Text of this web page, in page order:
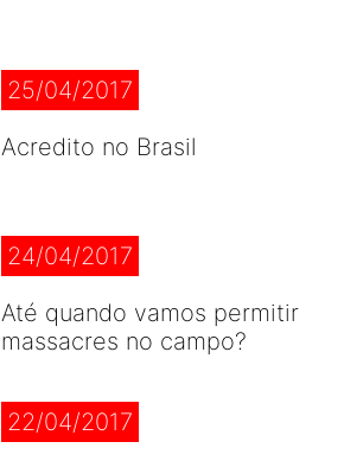
25/04/2017
Acredito no Brasil
24/04/2017
Até quando vamos permitir
massacres no campo?
22/04/2017